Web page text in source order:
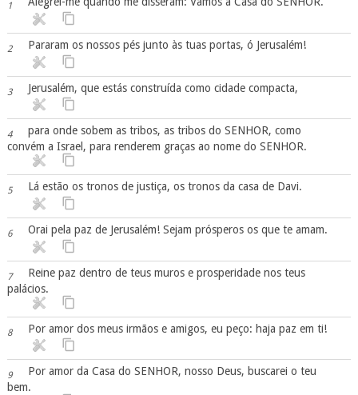
1
2 Pararam os nossos pés junto às tuas portas, ó Jerusalém!
3 Jerusalém, que estás construída como cidade compacta,
4
para onde sobem as tribos, as tribos do SENHOR, como
convém a Israel, para renderem graças ao nome do SENHOR.
5 Lá estão os tronos de justiça, os tronos da casa de Davi.
6 Orai pela paz de Jerusalém! Sejam prósperos os que te amam.
7
Reine paz dentro de teus muros e prosperidade nos teus
palácios.
8 Por amor dos meus irmãos e amigos, eu peço: haja paz em ti!
9
Por amor da Casa do SENHOR, nosso Deus, buscarei o teu
bem.